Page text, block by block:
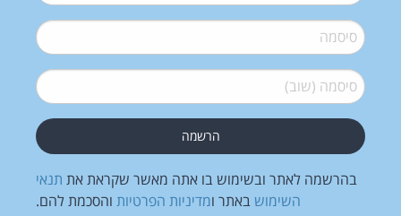
סיסמה*
סיסמה (שוב)*
בהרשמה לאתר ובשימוש בו אתה מאשר שקראת את תנאי
השימוש באתר ומדיניות הפרטיות והסכמת להם.